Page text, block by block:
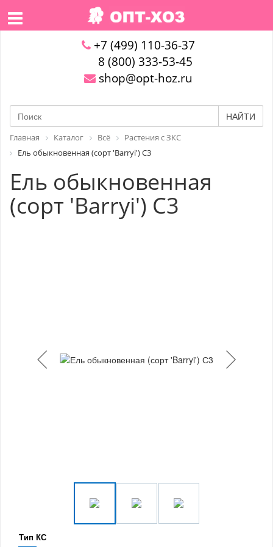
+7 (499) 110-36-37
8 (800) 333-53-45
shop@opt-hoz.ru
НАЙТИ
Главная Каталог Всё
Растения с ЗКС
Ель обыкновенная (сорт 'Barryi') С3
Ель обыкновенная
(сорт 'Barryi') С3
Тип КС